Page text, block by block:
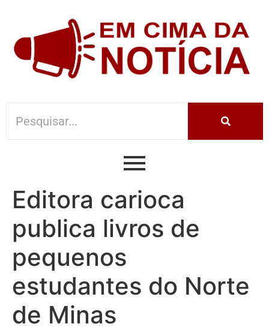
Editora carioca
publica livros de
pequenos
estudantes do Norte
de Minas